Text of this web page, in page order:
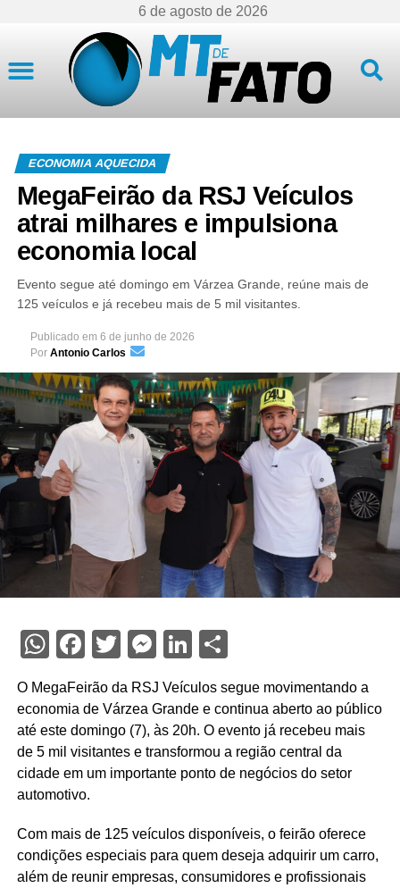
6 de agosto de 2026
ECONOMIA AQUECIDA
MegaFeirão da RSJ Veículos
atrai milhares e impulsiona
economia local
Evento segue até domingo em Várzea Grande, reúne mais de
125 veículos e já recebeu mais de 5 mil visitantes.
Publicado em 6 de junho de 2026
Por Antonio Carlos
WhatsApp
Facebook
TwitterMessenger
LinkedIn
O MegaFeirão da RSJ Veículos segue movimentando a
economia de Várzea Grande e continua aberto ao público
até este domingo (7), às 20h. O evento já recebeu mais
de 5 mil visitantes e transformou a região central da
cidade em um importante ponto de negócios do setor
automotivo.
Com mais de 125 veículos disponíveis, o feirão oferece
condições especiais para quem deseja adquirir um carro,
além de reunir empresas, consumidores e profissionais